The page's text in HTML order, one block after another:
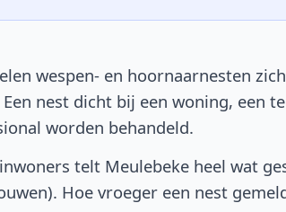
wespen- en hoornaarnesten
nest dicht bij een woning, een
worden behandeld.
telt Meulebeke heel wat
Hoe vroeger een nest